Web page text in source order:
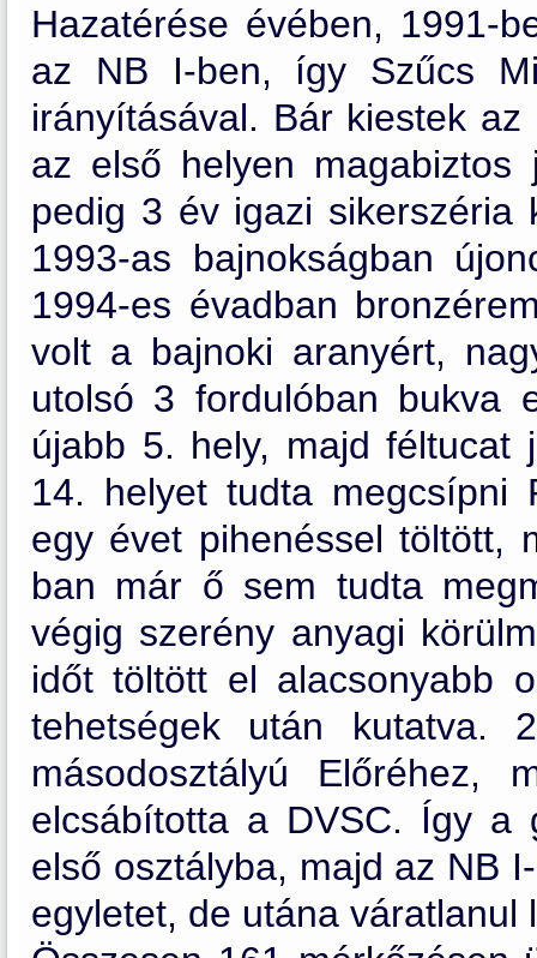
Hazatérése évében, 1991-
az NB I-ben, így Szűcs
irányításával. Bár kiestek
az első helyen magabiztos
pedig 3 év igazi sikerszéria
1993-as bajnokságban
1994-es évadban
volt a bajnoki aranyért,
utolsó 3 fordulóban bukva
újabb 5. hely, majd féltucat
14. helyet tudta megcsípni
egy évet pihenéssel töltött,
ban már ő sem tudta
végig szerény anyagi
időt töltött el alacsonyabb
tehetségek után kutatva.
másodosztályú Előréhez,
elcsábította a DVSC. Így a
első osztályba, majd az NB
egyletet, de utána váratlanul